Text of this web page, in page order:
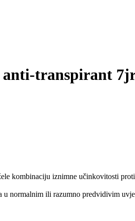
transpirant
kombinaciju iznimne učinkovitosti
normalnim ili razumno predvidivim